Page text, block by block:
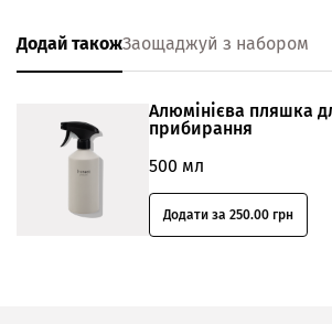
Додай такожЗаощаджуй з набором
Алюмінієва пляшка
прибирання
500 мл
Додати за 250.00 грн